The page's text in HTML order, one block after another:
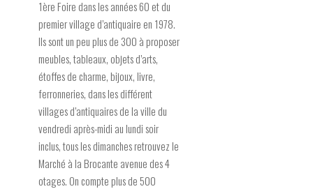
1ère Foire dans les années 60 et du
premier village d’antiquaire en 1978.
Ils sont un peu plus de 300 à proposer
meubles, tableaux, objets d’arts,
étoffes de charme, bijoux, livre,
ferronneries, dans les différent
villages d’antiquaires de la ville du
vendredi après-midi au lundi soir
inclus, tous les dimanches retrouvez le
Marché à la Brocante avenue des 4
otages. On compte plus de 500